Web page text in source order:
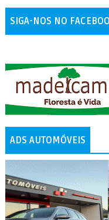
SIGA-NOS NO
ADS AUTOMÓVEIS